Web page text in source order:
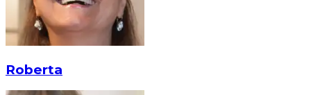
Roberta